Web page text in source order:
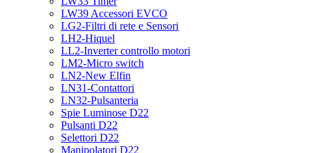
LW39 Accessori EVCO
LG2-Filtri di rete e Sensori
LH2-Hiquel
LL2-Inverter controllo motori
LM2-Micro switch
LN2-New Elfin
LN31-Contattori
LN32-Pulsanteria
Spie Luminose D22
Pulsanti D22
Selettori D22
Manipolatori D22